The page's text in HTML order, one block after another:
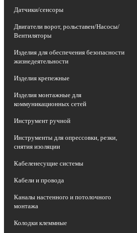
Датчики/сенсоры
Двигатели ворот, рольставен/Насосы/
Вентиляторы
Изделия для обеспечения безопасности
жизнедеятельности
Изделия крепежные
Изделия монтажные для
коммуникационных сетей
Инструмент ручной
Инструменты для опрессовки, резки,
снятия изоляции
Кабеленесущие системы
Кабели и провода
Каналы настенного и потолочного
монтажа
Колодки клеммные
электропередач, представляющих собой
опасности, на более эффективные и
долговечные приспособления -
СИП.